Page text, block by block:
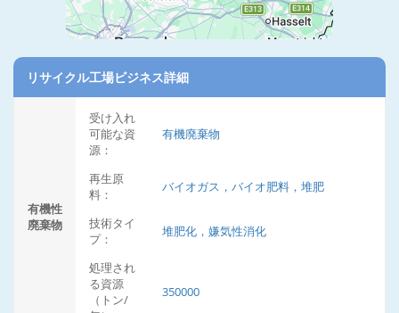
リサイクル工場ビジネス詳細
有機性
廃棄物
受け入れ
可能な資
源：
有機廃棄物
再生原
料：
バイオガス，バイオ肥料，堆肥
技術タイ
プ：
堆肥化，嫌気性消化
処理され
る資源
（トン/
350000